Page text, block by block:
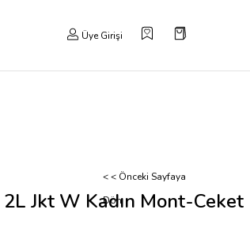
Üye Girişi
< < Önceki Sayfaya
Dön
Jkt W Kadın Mont-Ceket